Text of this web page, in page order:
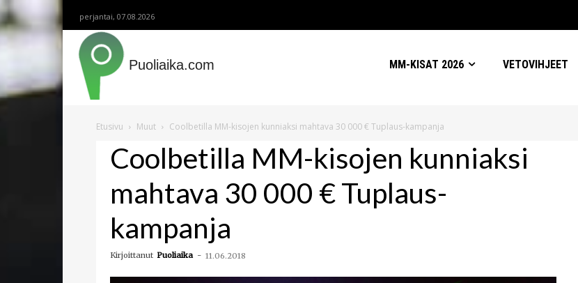
perjantai, 07.08.2026
Puoliaika.com MM-KISAT 2026 VETOVIHJEET
Etusivu Muut Coolbetilla MM-kisojen kunniaksi mahtava 30 000 € Tuplaus-kampanja
Coolbetilla MM-kisojen kunniaksi
mahtava 30 000 € Tuplaus-
kampanja
Kirjoittanut Puoliaika - 11.06.2018